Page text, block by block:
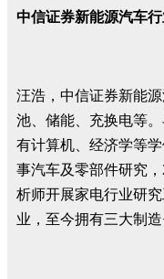
中信证券新能源汽车
汪浩，中信证券新能
池、储能、充换电等
有计算机、经济学等
事汽车及零部件研究
析师开展家电行业研
业，至今拥有三大制